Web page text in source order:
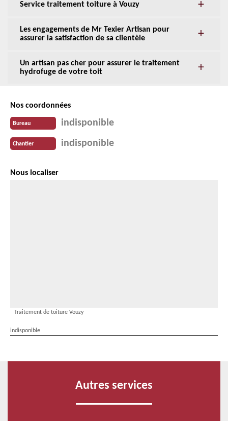
Service traitement toiture à Vouzy
Les engagements de Mr Texier Artisan pour
assurer la satisfaction de sa clientèle
Un artisan pas cher pour assurer le traitement
hydrofuge de votre toit
Nos coordonnées
Bureau indisponible
Chantier indisponible
Nous localiser
Traitement de toiture Vouzy
indisponible
Autres services